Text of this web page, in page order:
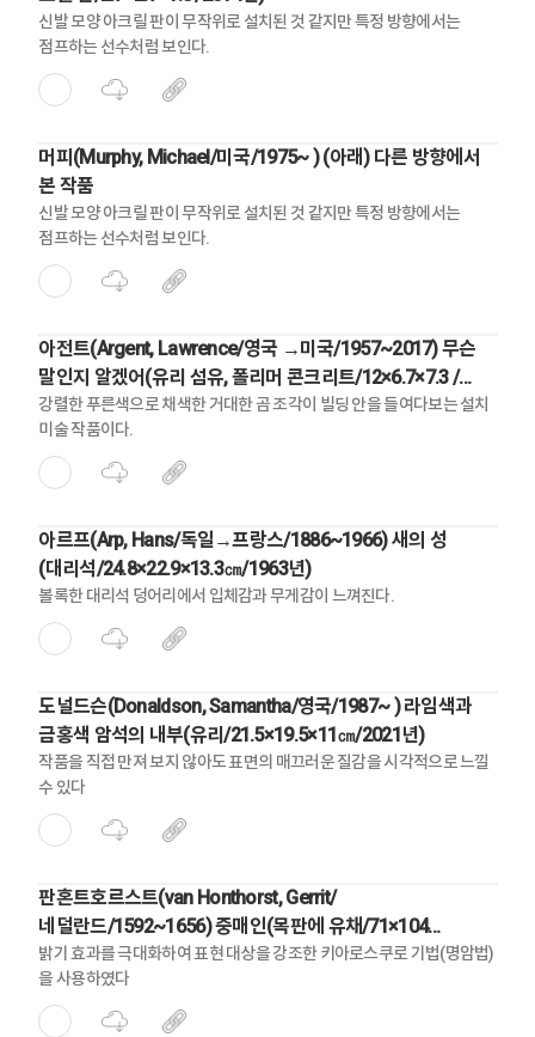
신발 모양 아크릴 판이 무작위로 설치된 것 같지만 특정 방향에서는
점프하는 선수처럼 보인다.
머피(Murphy, Michael/미국/1975~ ) (아래) 다른 방향에서
본 작품
신발 모양 아크릴 판이 무작위로 설치된 것 같지만 특정 방향에서는
점프하는 선수처럼 보인다.
아전트(Argent, Lawrence/영국 →미국/1957~2017) 무슨
말인지 알겠어(유리 섬유, 폴리머 콘크리트/12×6.7×7.3 /
2016년)
강렬한 푸른색으로 채색한 거대한 곰 조각이 빌딩 안을 들여다보는 설치
미술 작품이다.
아르프(Arp, Hans/독일→프랑스/1886~1966) 새의 성
(대리석/24.8×22.9×13.3㎝/1963년)
볼록한 대리석 덩어리에서 입체감과 무게감이 느껴진다.
도널드슨(Donaldson, Samantha/영국/1987~ ) 라임색과
금홍색 암석의 내부(유리/21.5×19.5×11㎝/2021년)
작품을 직접 만져 보지 않아도 표면의 매끄러운 질감을 시각적으로 느낄
수 있다
판혼트호르스트(van Honthorst, Gerrit/
네덜란드/1592~1656) 중매인(목판에 유채/71×104
㎝/1625년)
밝기 효과를 극대화하여 표현 대상을 강조한 키아로스쿠로 기법(명암법)
을 사용하였다